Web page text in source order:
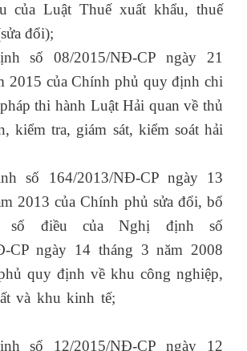
của Luật Thuế xuất khẩu, thuế
đổi);
số 08/2015/NĐ-CP ngày 21
2015 của Chính phủ quy định chi
thi hành Luật Hải quan về thủ
kiểm tra, giám sát, kiểm soát hải
số 164/2013/NĐ-CP ngày 13
2013 của Chính phủ sửa đổi, bổ
số điều của Nghị định số
CP ngày 14 tháng 3 năm 2008
quy định về khu công nghiệp,
và khu kinh tế;
số 12/2015/NĐ-CP ngày 12